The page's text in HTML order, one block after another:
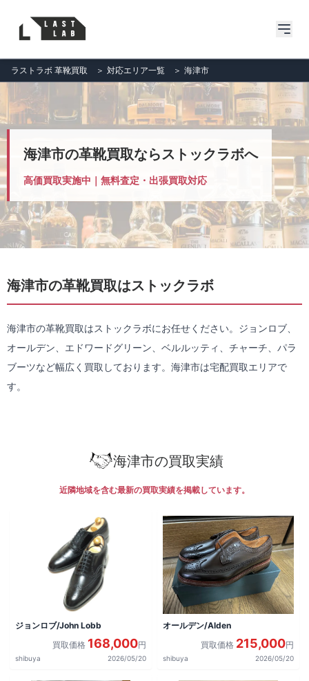
ラストラボ 革靴買取 ＞ 対応エリア一覧 ＞ 海津市
海津市の革靴買取ならストックラボへ
高価買取実施中｜無料査定・出張買取対応
海津市の革靴買取はストックラボ
海津市の革靴買取はストックラボにお任せください。ジョンロブ、
オールデン、エドワードグリーン、ベルルッティ、チャーチ、パラ
ブーツなど幅広く買取しております。海津市は宅配買取エリアで
す。
海津市の買取実績
近隣地域を含む最新の買取実績を掲載しています。
ジョンロブ/John Lobb
買取価格 168,000円
shibuya 2026/05/20
オールデン/Alden
買取価格 215,000円
shibuya 2026/05/20